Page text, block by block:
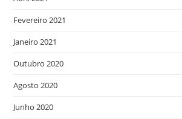
Fevereiro 2021
Janeiro 2021
Outubro 2020
Agosto 2020
Junho 2020